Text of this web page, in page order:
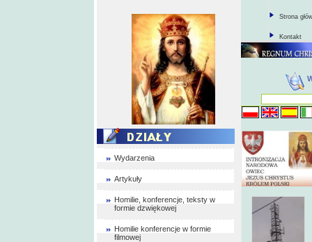
Wydarzenia
Artykuły
Homilie, konferencje, teksty w
formie dzwiękowej
Homilie konferencje w formie
filmowej
Strona
Kontakt